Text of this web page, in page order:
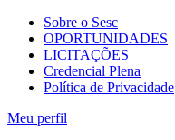
Sobre o Sesc
OPORTUNIDADES
LICITAÇÕES
Credencial Plena
Política de Privacidade
Meu perfil